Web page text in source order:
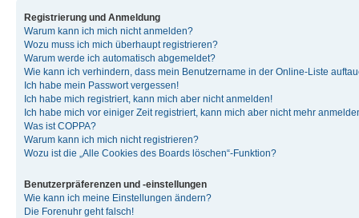
Registrierung und Anmeldung
Warum kann ich mich nicht anmelden?
Wozu muss ich mich überhaupt registrieren?
Warum werde ich automatisch abgemeldet?
Wie kann ich verhindern, dass mein Benutzername in der Online-Liste
Ich habe mein Passwort vergessen!
Ich habe mich registriert, kann mich aber nicht anmelden!
Ich habe mich vor einiger Zeit registriert, kann mich aber nicht mehr
Was ist COPPA?
Warum kann ich mich nicht registrieren?
Wozu ist die „Alle Cookies des Boards löschen“-Funktion?
Benutzerpräferenzen und -einstellungen
Wie kann ich meine Einstellungen ändern?
Die Forenuhr geht falsch!